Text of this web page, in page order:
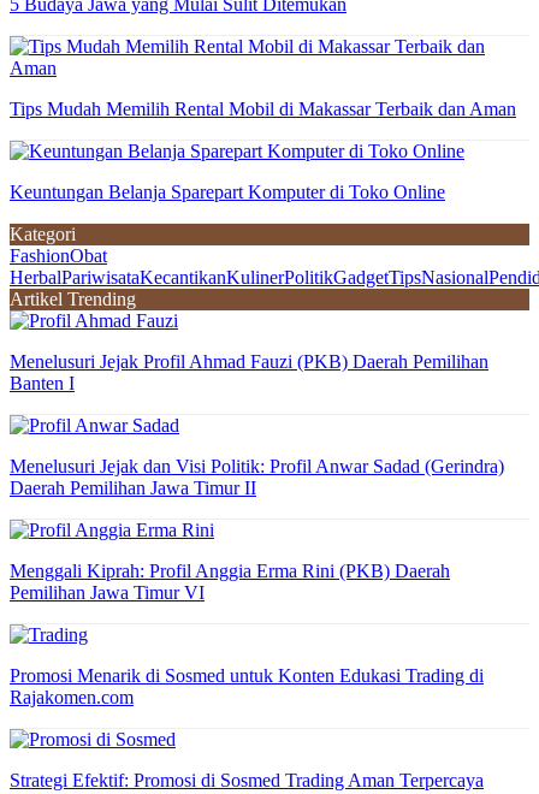
5 Budaya Jawa yang Mulai Sulit Ditemukan
Tips Mudah Memilih Rental Mobil di Makassar Terbaik dan Aman
Keuntungan Belanja Sparepart Komputer di Toko Online
Kategori
FashionObat
HerbalPariwisataKecantikanKulinerPolitikGadgetTipsNasional
Artikel Trending
Menelusuri Jejak Profil Ahmad Fauzi (PKB) Daerah Pemilihan
Banten I
Menelusuri Jejak dan Visi Politik: Profil Anwar Sadad (Gerindra)
Daerah Pemilihan Jawa Timur II
Menggali Kiprah: Profil Anggia Erma Rini (PKB) Daerah
Pemilihan Jawa Timur VI
Promosi Menarik di Sosmed untuk Konten Edukasi Trading di
Rajakomen.com
Strategi Efektif: Promosi di Sosmed Trading Aman Terpercaya